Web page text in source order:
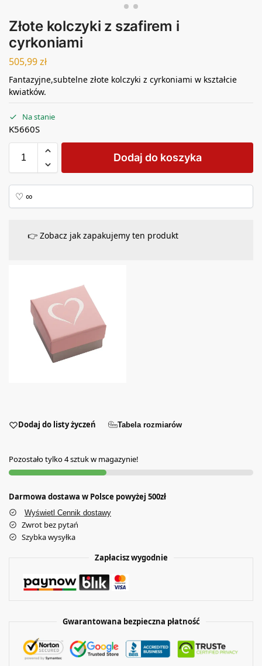
Złote kolczyki z szafirem i
cyrkoniami
505,99zł
Fantazyjne,subtelne złote kolczyki z cyrkoniami w kształcie
kwiatków.
Na stanie
K5660S
Dodaj do koszyka
👉 Zobacz jak zapakujemy ten produkt
Dodaj do listy życzeń Tabela rozmiarów
Pozostało tylko 4 sztuk w magazynie!
Darmowa dostawa w Polsce powyżej 500zł
Wyświetl Cennik dostawy
Zwrot bez pytań
Szybka wysyłka
Zapłacisz wygodnie
Gwarantowana bezpieczna płatność